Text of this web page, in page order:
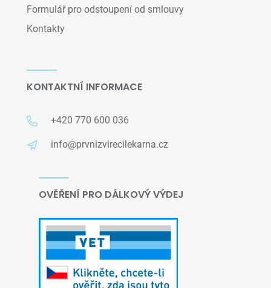
Formulář pro odstoupení od smlouvy
Kontakty
KONTAKTNÍ INFORMACE
+420 770 600 036
info@prvnizvirecilekarna.cz
OVĚŘENÍ PRO DÁLKOVÝ VÝDEJ